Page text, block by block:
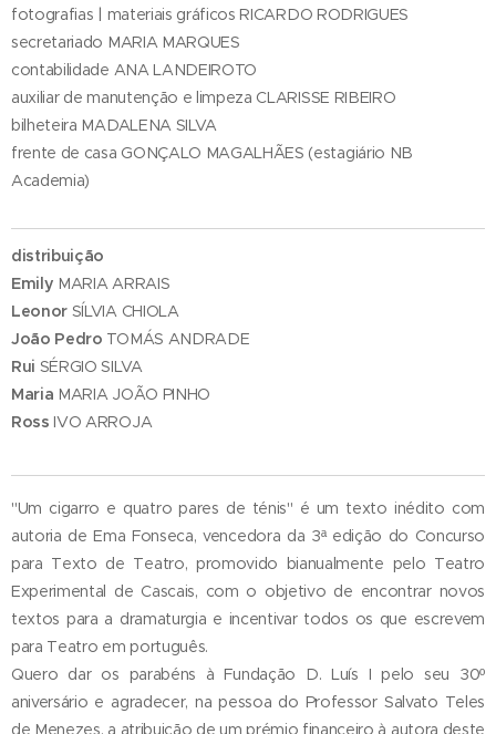
fotografias | materiais gráficos RICARDO RODRIGUES
secretariado MARIA MARQUES
contabilidade ANA LANDEIROTO
auxiliar de manutenção e limpeza CLARISSE RIBEIRO
bilheteira MADALENA SILVA
frente de casa GONÇALO MAGALHÃES (estagiário NB
Academia)
distribuição
Emily MARIA ARRAIS
Leonor SÍLVIA CHIOLA
João Pedro TOMÁS ANDRADE
Rui SÉRGIO SILVA
Maria MARIA JOÃO PINHO
Ross IVO ARROJA
"Um cigarro e quatro pares de ténis" é um texto inédito com
autoria de Ema Fonseca, vencedora da 3ª edição do Concurso
para Texto de Teatro, promovido bianualmente pelo Teatro
Experimental de Cascais, com o objetivo de encontrar novos
textos para a dramaturgia e incentivar todos os que escrevem
para Teatro em português.
Quero dar os parabéns à Fundação D. Luís I pelo seu 30º
aniversário e agradecer, na pessoa do Professor Salvato Teles
de Menezes, a atribuição de um prémio financeiro à autora deste